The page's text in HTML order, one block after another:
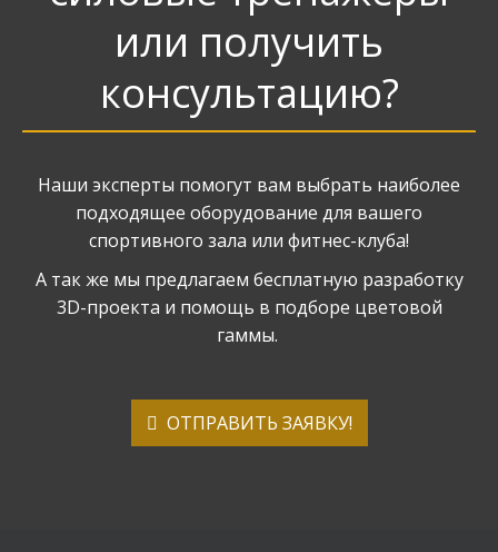
или получить
консультацию?
Наши эксперты помогут вам выбрать наиболее
подходящее оборудование для вашего
спортивного зала или фитнес-клуба!
А так же мы предлагаем бесплатную разработку
3D-проекта и помощь в подборе цветовой
гаммы.
ОТПРАВИТЬ ЗАЯВКУ!